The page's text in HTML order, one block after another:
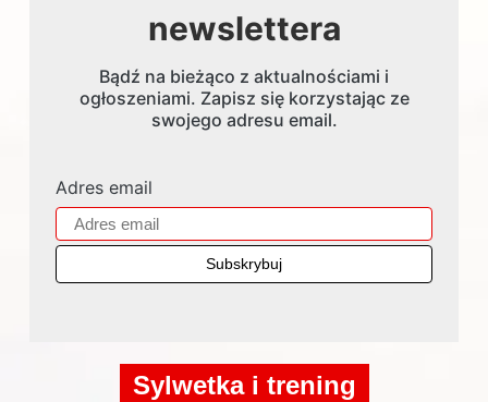
newslettera
Bądź na bieżąco z aktualnościami i
ogłoszeniami. Zapisz się korzystając ze
swojego adresu email.
Adres email
Sylwetka i trening